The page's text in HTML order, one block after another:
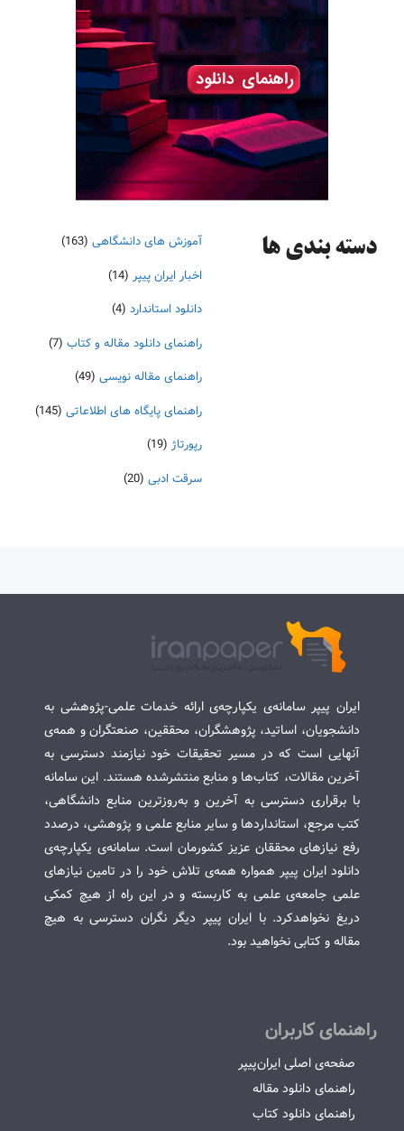
دسته‌ بندی ها آموزش های دانشگاهی (163)
اخبار ایران پیپر (14)
دانلود استاندارد (4)
راهنمای دانلود مقاله و کتاب (7)
راهنمای مقاله نویسی (49)
راهنمای پایگاه های اطلاعاتی (145)
رپورتاژ (19)
سرقت ادبی (20)
ایران پیپر سامانه‌ی یکپارچه‌ی ارائه خدمات علمی-پژوهشی به
دانشجویان، اساتید، پژوهشگران، محققین، صنعتگران و همه‌ی
آنهایی است که در مسیر تحقیقات خود نیازمند دسترسی به
آخرین مقالات، کتاب‌ها و منابع منتشرشده هستند. این سامانه
با برقراری دسترسی به آخرین و به‌روزترین منابع دانشگاهی،
کتب مرجع، استانداردها و سایر منابع علمی و پژوهشی، درصدد
رفع نیازهای محققان عزیز کشورمان است. سامانه‌ی یکپارچه‌ی
دانلود ایران پیپر همواره همه‌ی تلاش خود را در تامین نیازهای
علمی جامعه‌ی علمی به کاربسته و در این راه از هیچ کمکی
دریغ نخواهدکرد. با ایران پیپر دیگر نگران دسترسی به هیچ
مقاله و کتابی نخواهید بود.
راهنمای کاربران
صفحه‌ی اصلی ایران‌پیپر
راهنمای دانلود مقاله
راهنمای دانلود کتاب